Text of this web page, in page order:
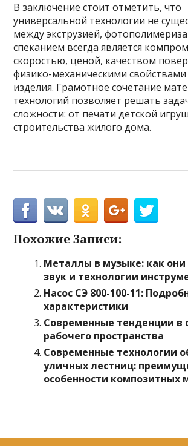
В заключение стоит отметить, что
универсальной технологии не
между экструзией,
спеканием всегда является
скоростью, ценой, качеством
физико-механическими
изделия. Грамотное сочетание
технологий позволяет решать
сложности: от печати детской
строительства жилого дома.
Похожие Записи:
Металлы в музыке: как
звук и технологии
Насос СЭ 800-100-11:
характеристики
Современные тенденции в
рабочего пространства
Современные технологии
уличных лестниц:
особенности композитных